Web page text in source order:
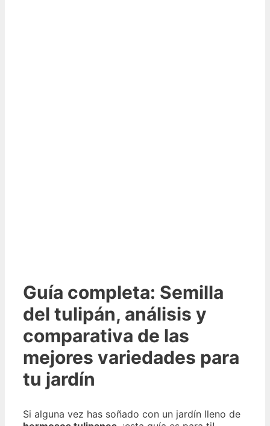
Guía completa: Semilla
del tulipán, análisis y
comparativa de las
mejores variedades para
tu jardín
Si alguna vez has soñado con un jardín lleno de